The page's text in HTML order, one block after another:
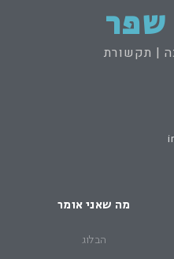
שפר
| תקשורת
מה שאני אומר
הבלוג